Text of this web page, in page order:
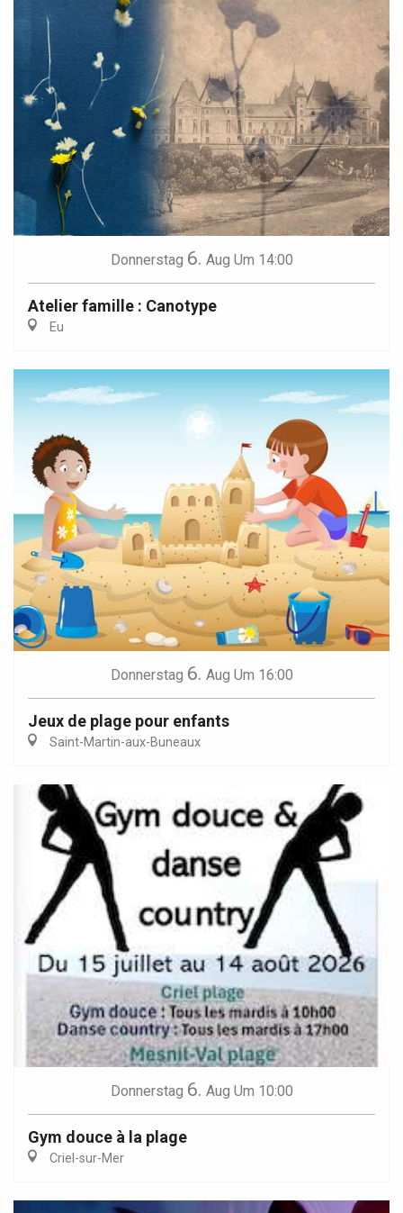
Donnerstag 6. Aug Um 14:00
Atelier famille : Canotype
Eu
Donnerstag 6. Aug Um 16:00
Jeux de plage pour enfants
Saint-Martin-aux-Buneaux
Donnerstag 6. Aug Um 10:00
Gym douce à la plage
Criel-sur-Mer